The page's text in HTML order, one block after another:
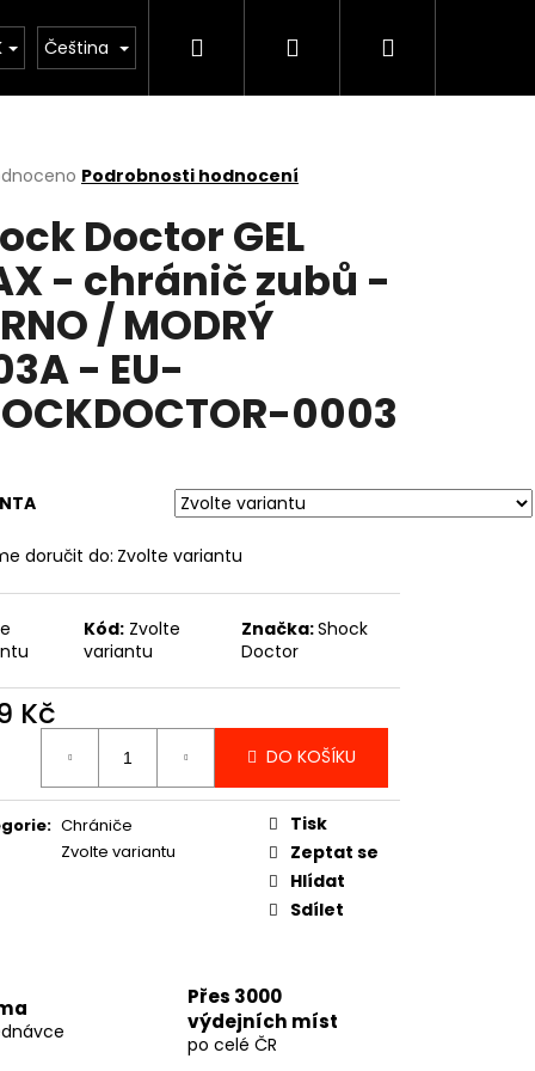
Kimona Kontakty Značky
Čeština Hledat PřihlášeníNákupní
Podrobnosti hodnocení
Doctor GEL
- chránič zubů -
/ MODRÝ
- EU-
0003
doručit do: Zvolte variantu
Kód: Zvolte
variantu
Značka:Shock
Doctor
Kč
DO KOŠÍKU
: Chrániče
Zvolte variantu
Tisk
Zeptat se
Hlídat
Sdílet
Přes 3000
výdejních míst
po celé ČR
BANDÁŽE 2,5 M -
- PHWR2773